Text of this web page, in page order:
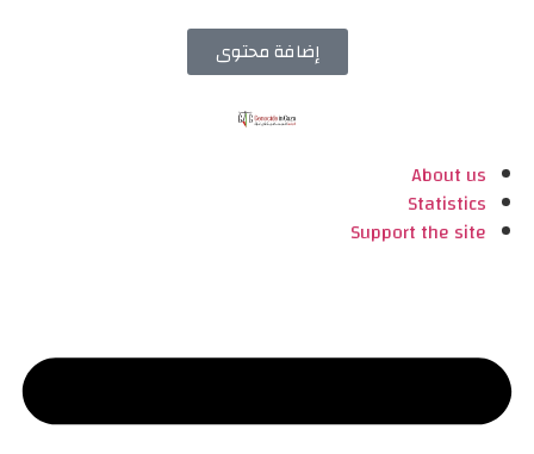
إضافة محتوى
About us
Statistics
Support the site